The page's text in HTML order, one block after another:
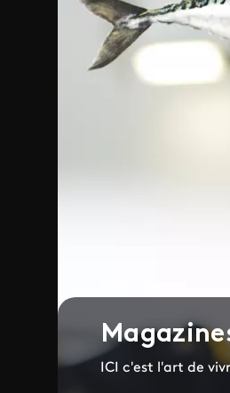
ICI c'est l'art de